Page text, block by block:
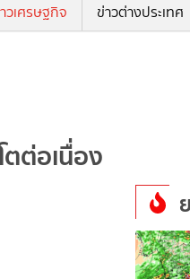
วเศรษฐกิจ ข่าวต่างประเทศ
ต่อเนื่อง